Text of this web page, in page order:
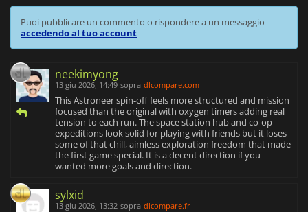
Puoi pubblicare un commento o rispondere a un messaggio
accedendo al tuo account
neekimyong
13 giu 2026, 14:49 sopra dlcompare.com
This Astroneer spin-off feels more structured and mission
focused than the original with oxygen timers adding real
tension to each run. The space station hub and co-op
expeditions look solid for playing with friends but it loses
some of that chill, aimless exploration freedom that made
the first game special. It is a decent direction if you
wanted more goals and direction.
sylxid
13 giu 2026, 13:32 sopra dlcompare.fr